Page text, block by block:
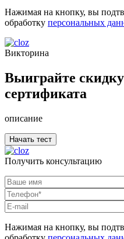
Нажимая на кнопку, вы
обработку персональных
Викторина
Выиграйте
сертификата
описание
Получить консультацию
Нажимая на кнопку, вы